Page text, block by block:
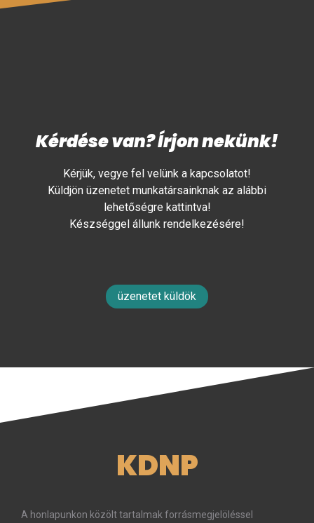
Kérdése van? Írjon nekünk!
Kérjük, vegye fel velünk a kapcsolatot!
Küldjön üzenetet munkatársainknak az alábbi
lehetőségre kattintva!
Készséggel állunk rendelkezésére!
üzenetet küldök
KDNP
A honlapunkon közölt tartalmak forrásmegjelöléssel